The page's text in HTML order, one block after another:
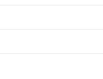
sıcaklık ayarı
hazneye su doldurularak
tepsi, kolay temizlik